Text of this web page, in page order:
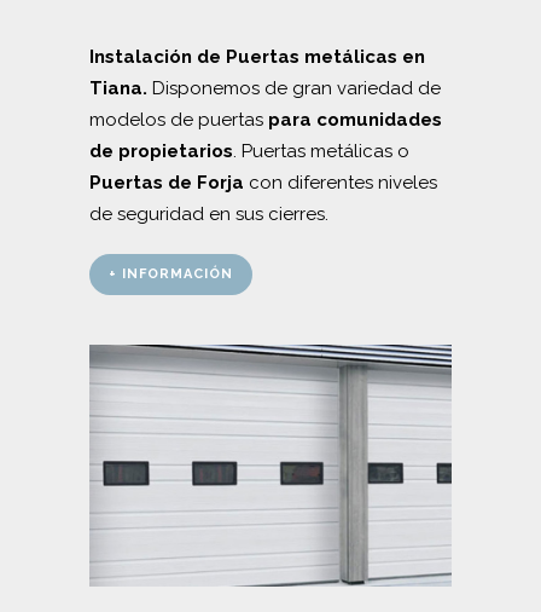
Instalación de Puertas metálicas en
Tiana. Disponemos de gran variedad de
modelos de puertas para comunidades
de propietarios. Puertas metálicas o
Puertas de Forja con diferentes niveles
de seguridad en sus cierres.
+ INFORMACIÓN